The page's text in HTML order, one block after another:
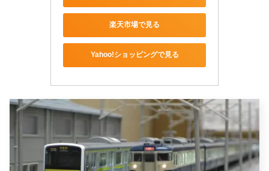
楽天市場で見る
Yahoo!ショッピングで見る